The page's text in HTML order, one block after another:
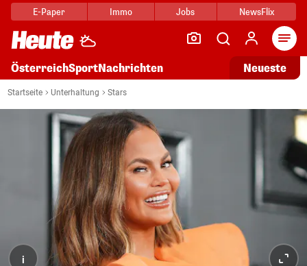
E-Paper Immo Jobs NewsFlix
ÖsterreichSportNachrichten Neueste
Startseite Unterhaltung Stars
i